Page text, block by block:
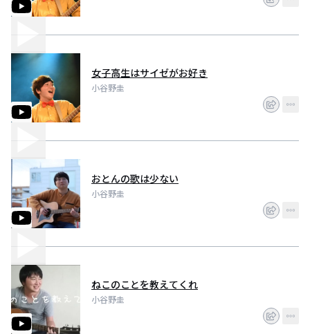
女子高生はサイゼがお好き
小谷野圭
おとんの歌は少ない
小谷野圭
ねこのことを教えてくれ
小谷野圭